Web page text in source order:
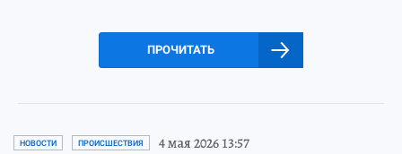
ПРОЧИТАТЬ
НОВОСТИ ПРОИСШЕСТВИЯ 4 мая 2026 13:57